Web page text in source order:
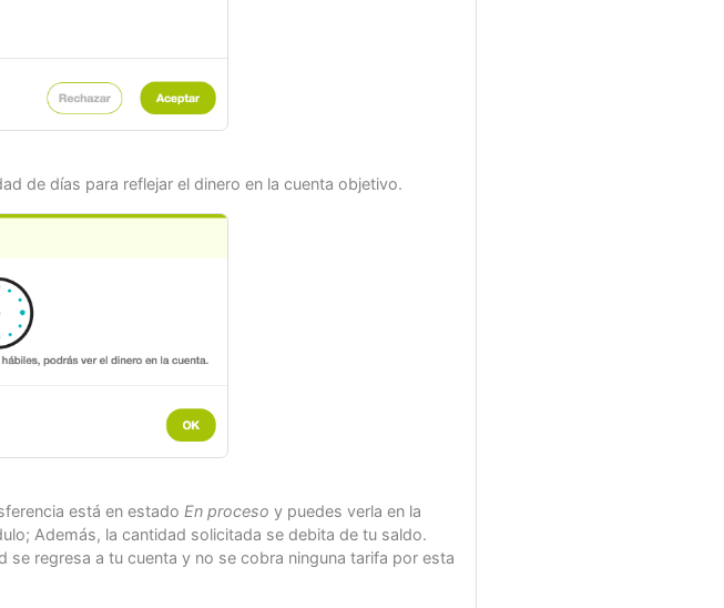
de días para reflejar el dinero en la cuenta objetivo.
está en estado En proceso y puedes verla en la
Además, la cantidad solicitada se debita de tu saldo.
regresa a tu cuenta y no se cobra ninguna tarifa por esta